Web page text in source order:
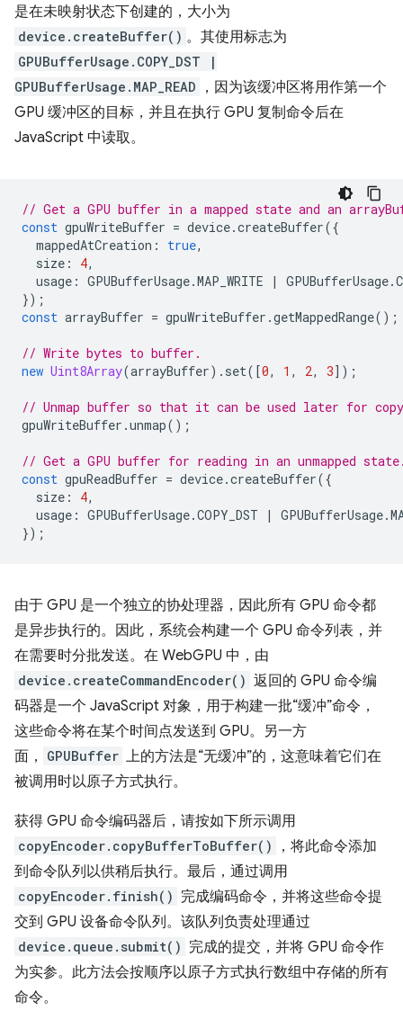
是在未映射状态下创建的，大小为
device.createBuffer() 。其使用标志为
GPUBufferUsage.COPY_DST |
GPUBufferUsage.MAP_READ
，因为该缓冲区将用作第一个
GPU 缓冲区的目标，并且在执行 GPU 复制命令后在
JavaScript 中读取。
// Get a GPU buffer in a mapped state and an
const gpuWriteBuffer = device.createBuffer({
mappedAtCreation : true,
size : 4,
usage : GPUBufferUsage.MAP_WRITE | GPUBufferUsage.
});
const arrayBuffer = gpuWriteBuffer .getMappedRange();
// Write bytes to buffer.
new Uint8Array(arrayBuffer). set([0, 1 , 2, 3]);
// Unmap buffer so that it can be used later for
gpuWriteBuffer .unmap();
// Get a GPU buffer for reading in an unmapped
const gpuReadBuffer = device.createBuffer({
size : 4,
usage : GPUBufferUsage.COPY_DST | GPUBufferUsage.
});
由于 GPU 是一个独立的协处理器，因此所有 GPU 命令都
是异步执行的。因此，系统会构建一个 GPU 命令列表，并
在需要时分批发送。在 WebGPU 中，由
device.createCommandEncoder() 返回的 GPU 命令编
码器是一个 JavaScript 对象，用于构建一批“缓冲”命令，
这些命令将在某个时间点发送到 GPU。另一方
面，
GPUBuffer 上的方法是“无缓冲”的，这意味着它们在
被调用时以原子方式执行。
获得 GPU 命令编码器后，请按如下所示调用
copyEncoder.copyBufferToBuffer()
，将此命令添加
到命令队列以供稍后执行。最后，通过调用
copyEncoder.finish() 完成编码命令，并将这些命令提
交到 GPU 设备命令队列。该队列负责处理通过
device.queue.submit() 完成的提交，并将 GPU 命令作
为实参。此方法会按顺序以原子方式执行数组中存储的所有
命令。